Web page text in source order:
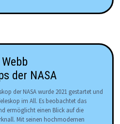
der NASA
der NASA wurde 2021 gestartet und
im All. Es beobachtet das
ermöglicht einen Blick auf die
Mit seinen hochmodernen